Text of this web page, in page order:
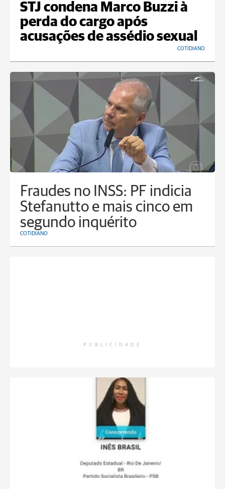
STJ condena Marco Buzzi à
perda do cargo após
acusações de assédio sexual
COTIDIANO
Fraudes no INSS: PF indicia
Stefanutto e mais cinco em
segundo inquérito
COTIDIANO
PUBLICIDADE